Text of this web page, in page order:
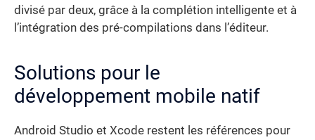
divisé par deux, grâce à la complétion intelligente et à
l’intégration des pré-compilations dans l’éditeur.
Solutions pour le
développement mobile natif
Android Studio et Xcode restent les références pour